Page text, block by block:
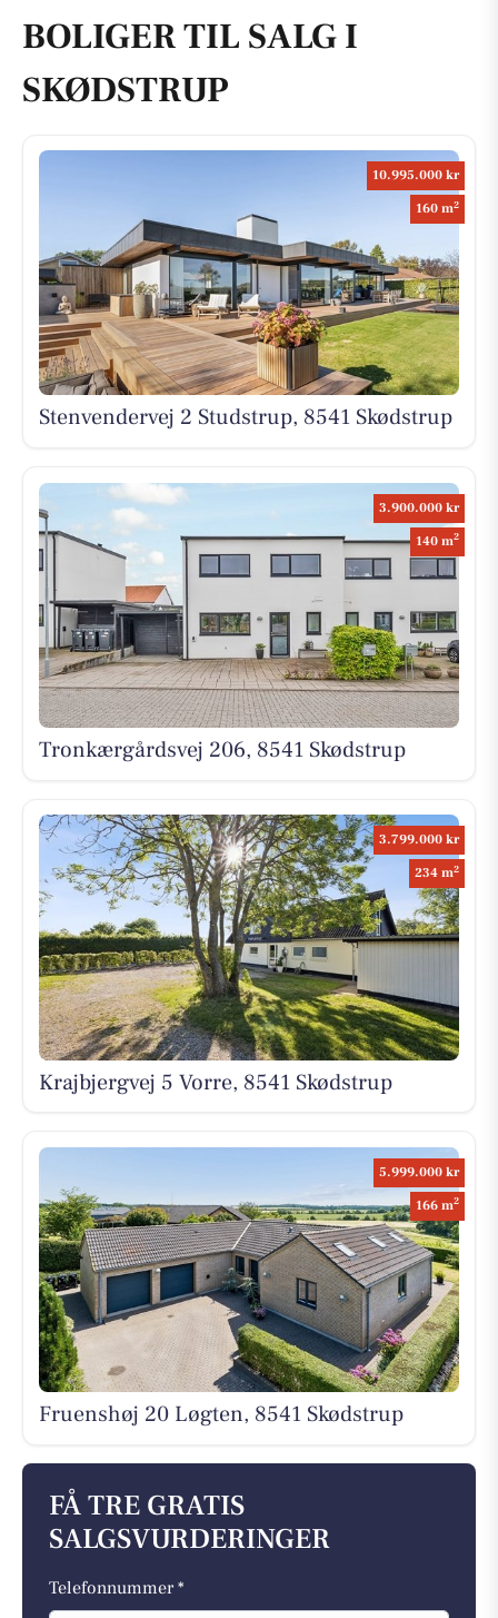
BOLIGER TIL SALG I
SKØDSTRUP
10.995.000 kr
160 m2
Stenvendervej 2 Studstrup, 8541 Skødstrup
3.900.000 kr
140 m2
Tronkærgårdsvej 206, 8541 Skødstrup
3.799.000 kr
234 m2
Krajbjergvej 5 Vorre, 8541 Skødstrup
5.999.000 kr
166 m2
Fruenshøj 20 Løgten, 8541 Skødstrup
FÅ TRE GRATIS
SALGSVURDERINGER
Telefonnummer *